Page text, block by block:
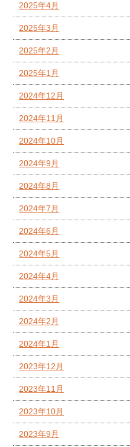
2025年4月
2025年3月
2025年2月
2025年1月
2024年12月
2024年11月
2024年10月
2024年9月
2024年8月
2024年7月
2024年6月
2024年5月
2024年4月
2024年3月
2024年2月
2024年1月
2023年12月
2023年11月
2023年10月
2023年9月